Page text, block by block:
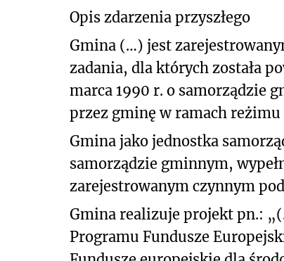
Opis zdarzenia przyszłego
Gmina (…) jest
zadania, dla których została
marca 1990 r. o samorządzie
przez gminę w ramach
Gmina jako jednostka
samorządzie gminnym,
zarejestrowanym czynnym
Gmina realizuje projekt pn.:
Programu Fundusze